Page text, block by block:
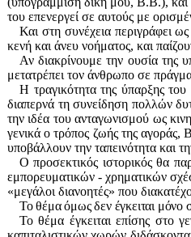
του επενεργεί σε αυτούς με
Και στη συνέχεια περιγράφει
κενή και άνευ νοήματος, και
Αν διακρίνουμε την ουσία της
μετατρέπει τον άνθρωπο σε
Η τραγικότητα της ύπαρξης
διαπερνά τη συνείδηση πολλών
την ιδέα τουανταγωνισμού ως
γενικά ο τρόπος ζωής της αγοράς,
υποβάλλουν την ταπεινότητα και
Ο προσεκτικός ιστορικός θα
εμπορευματικών - χρηματικών
«μεγάλοι διανοητές» που
Το θέμα όμως δεν έγκειται μόνο
Το θέμα έγκειται επίσης στο